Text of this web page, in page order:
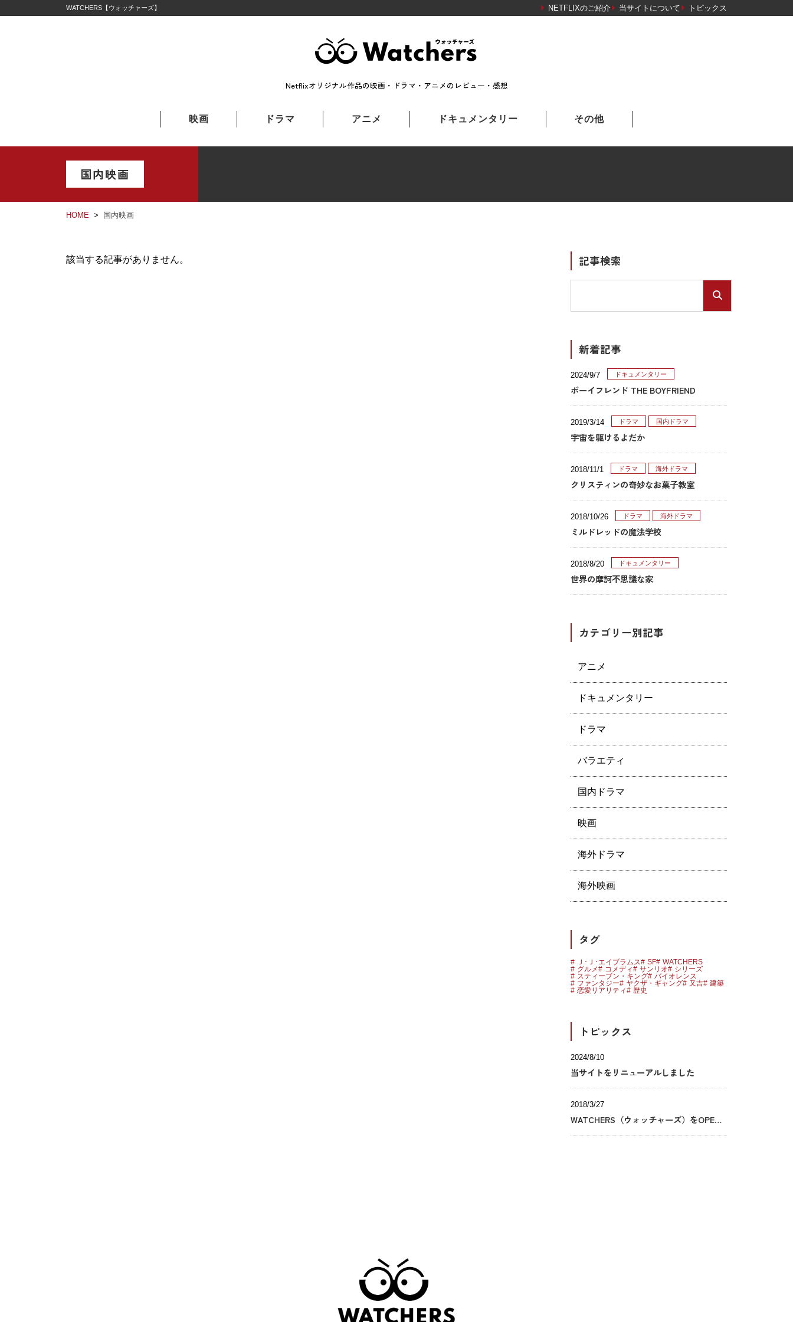
WATCHERS【ウォッチャーズ】 NETFLIXのご紹介 当サイトについて トピックス
Netflixオリジナル作品の映画・ドラマ・アニメのレビュー・感想
映画 ドラマ アニメ ドキュメンタリー その他
国内映画
HOME 国内映画
該当する記事がありません。 記事検索
新着記事
2024/9/7 ドキュメンタリー
ボーイフレンド THE BOYFRIEND
2019/3/14 ドラマ 国内ドラマ
宇宙を駆けるよだか
2018/11/1 ドラマ 海外ドラマ
クリスティンの奇妙なお菓子教室
2018/10/26 ドラマ 海外ドラマ
ミルドレッドの魔法学校
2018/8/20 ドキュメンタリー
世界の摩訶不思議な家
カテゴリー別記事
アニメ
ドキュメンタリー
ドラマ
バラエティ
国内ドラマ
映画
海外ドラマ
海外映画
タグ
Ｊ･Ｊ･エイブラムス SF
WATCHERS
グルメ
コメディ サンリオ
シリーズ
スティーブン・キング
バイオレンス
ファンタジー
ヤクザ・ギャング 又吉
建築
恋愛リアリティ
歴史
トピックス
2024/8/10
当サイトをリニューアルしました
2018/3/27
WATCHERS（ウォッチャーズ）をOPENしました